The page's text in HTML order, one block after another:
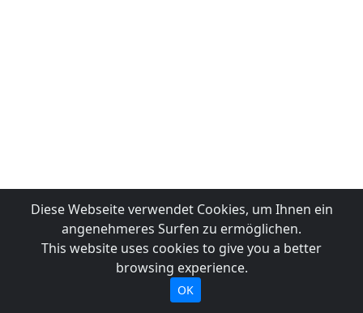
Diese Webseite verwendet Cookies, um Ihnen ein
angenehmeres Surfen zu ermöglichen.
This website uses cookies to give you a better
browsing experience.
OK